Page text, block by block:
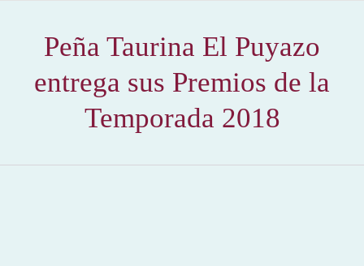
Peña Taurina El Puyazo
entrega sus Premios de la
Temporada 2018